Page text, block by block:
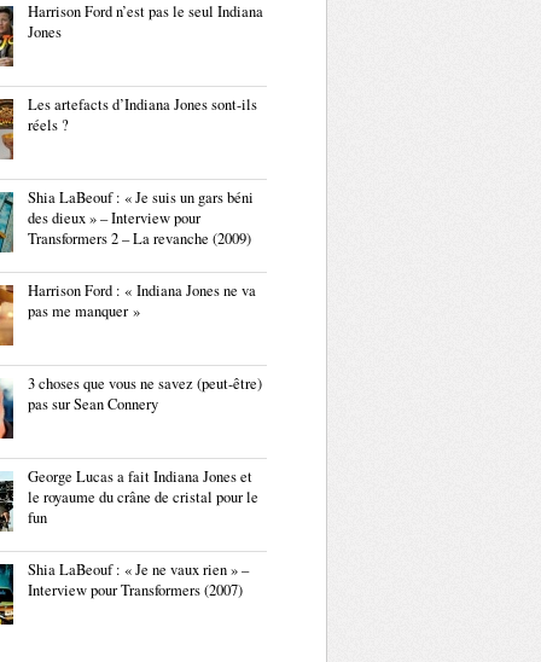
Harrison Ford n’est pas le seul Indiana
Jones
Les artefacts d’Indiana Jones sont-ils
réels ?
Shia LaBeouf : « Je suis un gars béni
des dieux » – Interview pour
Transformers 2 – La revanche (2009)
Harrison Ford : « Indiana Jones ne va
pas me manquer »
3 choses que vous ne savez (peut-être)
pas sur Sean Connery
George Lucas a fait Indiana Jones et
le royaume du crâne de cristal pour le
fun
Shia LaBeouf : « Je ne vaux rien » –
Interview pour Transformers (2007)